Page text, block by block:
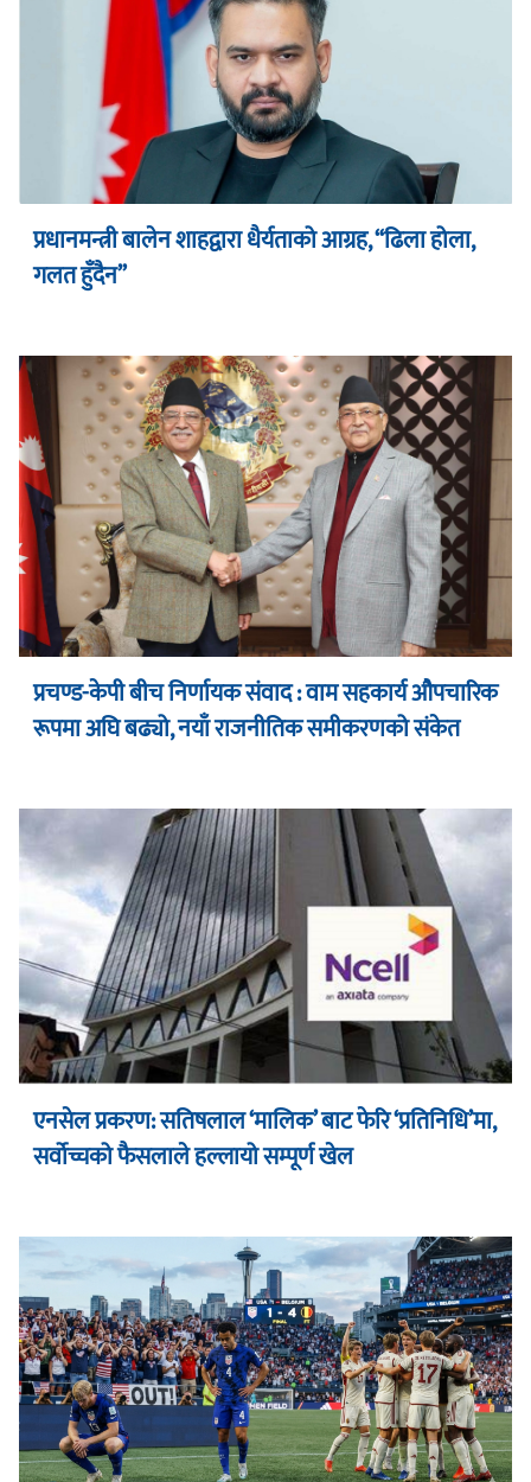
प्रधानमन्त्री बालेन शाहद्वारा धैर्यताको आग्रह, “ढिला होला,
गलत हुँदैन”
प्रचण्ड-केपी बीच निर्णायक संवाद : वाम सहकार्य औपचारिक
रूपमा अघि बढ्यो, नयाँ राजनीतिक समीकरणको संकेत
एनसेल प्रकरण: सतिषलाल ‘मालिक’ बाट फेरि ‘प्रतिनिधि’मा,
सर्वोच्चको फैसलाले हल्लायो सम्पूर्ण खेल